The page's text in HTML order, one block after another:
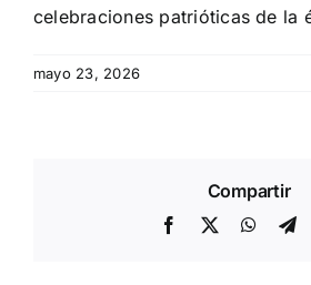
celebraciones patrióticas de la
mayo 23, 2026
Compartir
Facebook
X